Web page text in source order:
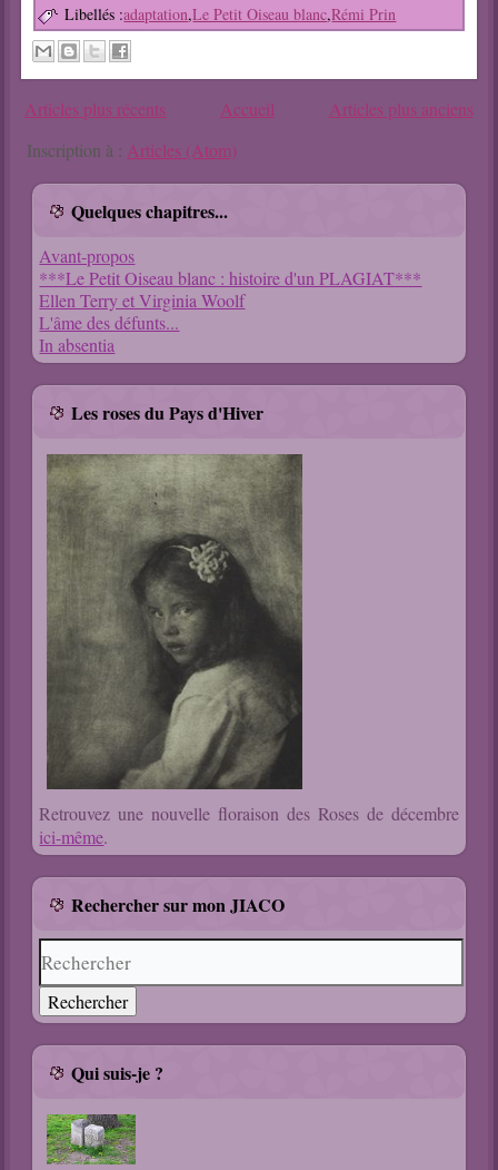
Libellés :adaptation,Le Petit Oiseau blanc,Rémi Prin
Articles plus récents Articles plus anciens
Accueil
Inscription à : Articles (Atom)
Quelques chapitres...
Avant-propos
***Le Petit Oiseau blanc : histoire d'un PLAGIAT***
Ellen Terry et Virginia Woolf
L'âme des défunts...
In absentia
Les roses du Pays d'Hiver
Retrouvez une nouvelle floraison des Roses de décembre
ici-même.
Rechercher sur mon JIACO
Qui suis-je ?